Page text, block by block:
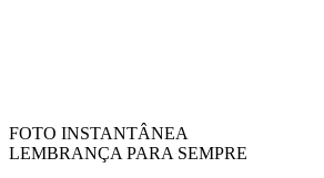
FOTO INSTANTÂNEA
LEMBRANÇA PARA SEMPRE